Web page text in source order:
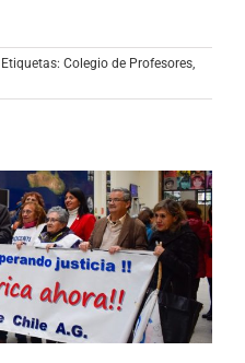
Etiquetas: Colegio de Profesores